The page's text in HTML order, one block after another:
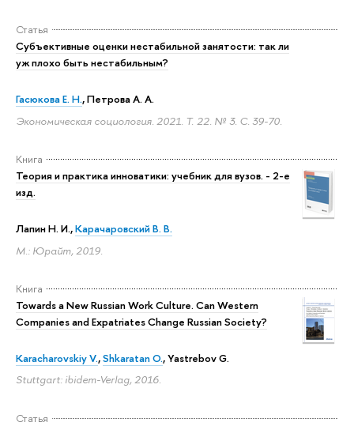
Статья
Субъективные оценки нестабильной занятости: так ли
уж плохо быть нестабильным?
Гасюкова Е. Н.,Петрова А. А.
Экономическая социология. 2021. Т. 22. № 3. С. 39-70.
Книга
Теория и практика инноватики: учебник для вузов. - 2-е
изд.
Лапин Н. И.,Карачаровский В. В.
М.: Юрайт, 2019.
Книга
Towards a New Russian Work Culture. Can Western
Companies and Expatriates Change Russian Society?
Karacharovskiy V.,Shkaratan O.,Yastrebov G.
Stuttgart: ibidem-Verlag, 2016.
Статья